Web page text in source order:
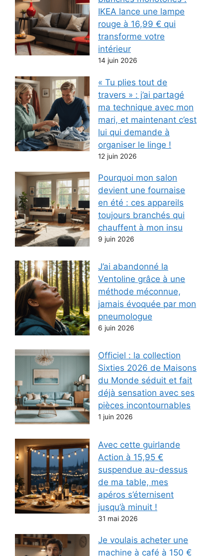
IKEA lance une lampe
rouge à 16,99 € qui
transforme votre
intérieur
14 juin 2026
« Tu plies tout de
travers » : j’ai partagé
ma technique avec mon
mari, et maintenant c’est
lui qui demande à
organiser le linge !
12 juin 2026
Pourquoi mon salon
devient une fournaise
en été : ces appareils
toujours branchés qui
chauffent à mon insu
9 juin 2026
J’ai abandonné la
Ventoline grâce à une
méthode méconnue,
jamais évoquée par mon
pneumologue
6 juin 2026
Officiel : la collection
Sixties 2026 de Maisons
du Monde séduit et fait
déjà sensation avec ses
pièces incontournables
1 juin 2026
Avec cette guirlande
Action à 15,95 €
suspendue au-dessus
de ma table, mes
apéros s’éternisent
jusqu’à minuit !
31 mai 2026
Je voulais acheter une
machine à café à 150 €